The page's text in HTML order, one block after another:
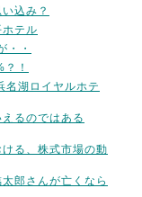
込み？
テル
・・
！
湖ロイヤルホテ
るのではある
る、株式市場の動
郎さんが亡くなら